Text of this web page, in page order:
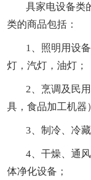
具家电设备类的
类的商品包括：
1、照明用设备
灯，汽灯，油灯；
2、烹调及民用
具，食品加工机器
3、制冷、冷藏
4、干燥、通风
体净化设备；